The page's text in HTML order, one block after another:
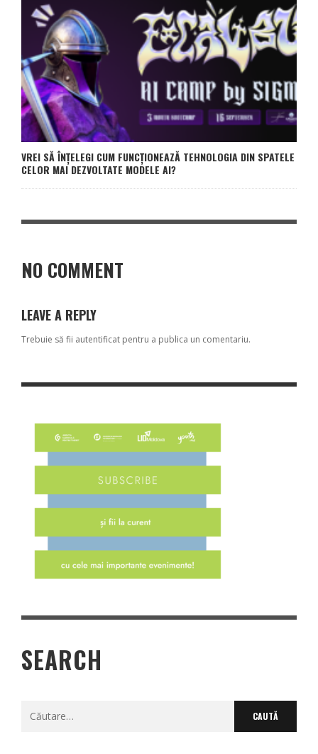
VREI SĂ ÎNȚELEGI CUM FUNCȚIONEAZĂ TEHNOLOGIA DIN SPATELE
CELOR MAI DEZVOLTATE MODELE AI?
NO COMMENT
LEAVE A REPLY
Trebuie să fii autentificat pentru a publica un comentariu.
SEARCH
Caută